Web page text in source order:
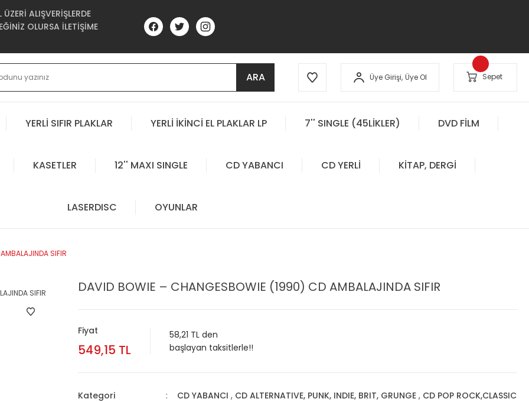
ALIŞVERİŞLERDE
OLURSA İLETİŞİME
ARA Üye Girişi, Üye Ol Sepet
YERLİ SIFIR PLAKLAR YERLİ İKİNCİ EL PLAKLAR LP 7'' SINGLE (45LİKLER) DVD FİLM
KASETLER 12'' MAXI SINGLE CD YABANCI CD YERLİ KİTAP, DERGİ
LASERDISC OYUNLAR
SIFIR
DAVID BOWIE – CHANGESBOWIE (1990) CD AMBALAJINDA SIFIR
Fiyat
549,15 TL
58,21 TL den
başlayan taksitlerle!!
Kategori CD YABANCI , CD ALTERNATIVE, PUNK, INDIE, BRIT, GRUNGE , CD POP ROCK,CLASSIC